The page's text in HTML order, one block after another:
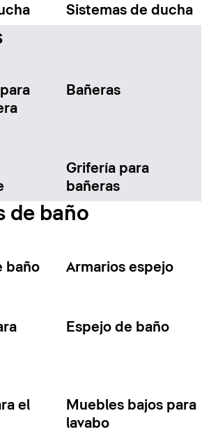
Sistemas de ducha
Bañeras
Grifería para
bañeras
de baño
baño Armarios espejo
Espejo de baño
el
Muebles bajos para
lavabo